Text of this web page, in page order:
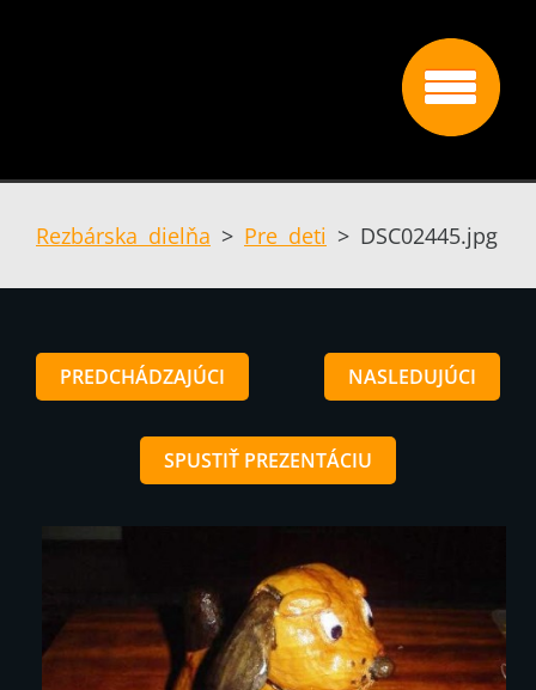
Rezbárska dielňa > Pre deti > DSC02445.jpg
PREDCHÁDZAJÚCI NASLEDUJÚCI
SPUSTIŤ PREZENTÁCIU